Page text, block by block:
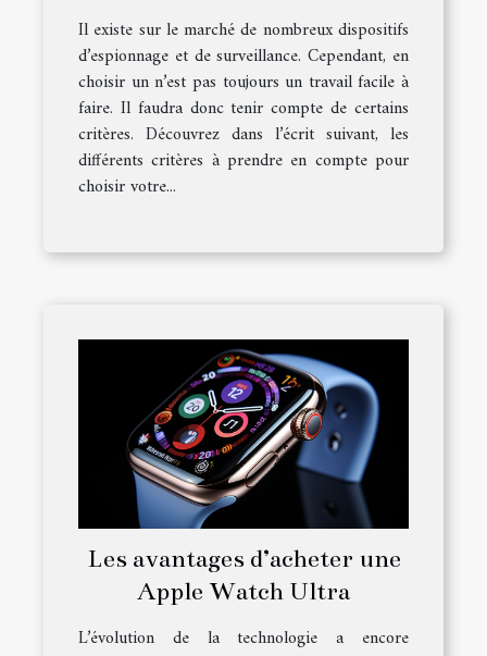
surveillance ?
Il existe sur le marché de nombreux dispositifs
d’espionnage et de surveillance. Cependant, en
choisir un n’est pas toujours un travail facile à
faire. Il faudra donc tenir compte de certains
critères. Découvrez dans l’écrit suivant, les
différents critères à prendre en compte pour
choisir votre...
Les avantages d’acheter une
Apple Watch Ultra
L’évolution de la technologie a encore